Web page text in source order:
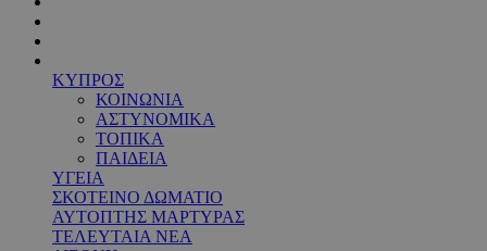
ΚΥΠΡΟΣ
ΚΟΙΝΩΝΙΑ
ΑΣΤΥΝΟΜΙΚΑ
ΤΟΠΙΚΑ
ΠΑΙΔΕΙΑ
ΥΓΕΙΑ
ΣΚΟΤΕΙΝΟ ΔΩΜΑΤΙΟ
ΑΥΤΟΠΤΗΣ ΜΑΡΤΥΡΑΣ
ΤΕΛΕΥΤΑΙΑ ΝΕΑ